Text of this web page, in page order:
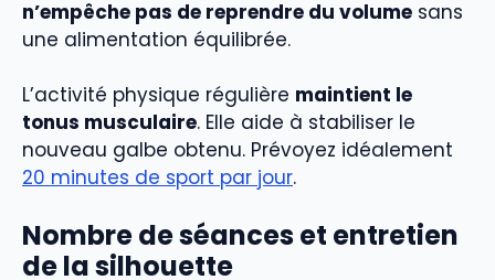
n’empêche pas de reprendre du volume sans
une alimentation équilibrée.
L’activité physique régulière maintient le
tonus musculaire. Elle aide à stabiliser le
nouveau galbe obtenu. Prévoyez idéalement
20 minutes de sport par jour.
Nombre de séances et entretien
de la silhouette